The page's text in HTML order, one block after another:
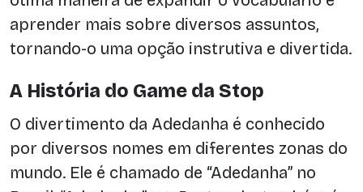
aprender mais sobre diversos assuntos,
tornando-o uma opção instrutiva e divertida.
A História do Game da Stop
O divertimento da Adedanha é conhecido
por diversos nomes em diferentes zonas do
mundo. Ele é chamado de “Adedanha” no